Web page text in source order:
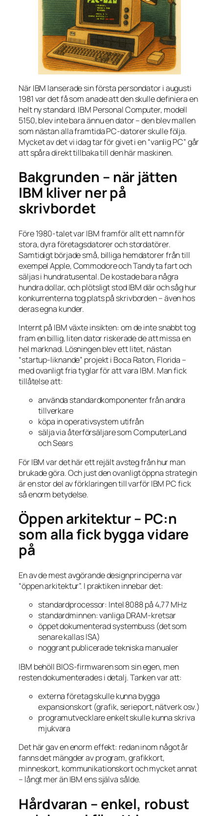
När IBM lanserade sin första persondator i augusti
1981 var det få som anade att den skulle definiera en
helt ny standard. IBM Personal Computer, modell
5150, blev inte bara ännu en dator – den blev mallen
som nästan alla framtida PC-datorer skulle följa.
Mycket av det vi idag tar för givet i en “vanlig PC” går
att spåra direkt tillbaka till den här maskinen.
Bakgrunden – när jätten
IBM kliver ner på
skrivbordet
Före 1980-talet var IBM framför allt ett namn för
stora, dyra företagsdatorer och stordatörer.
Samtidigt började små, billiga hemdatorer från till
exempel Apple, Commodore och Tandy ta fart och
säljas i hundratusental. De kostade bara några
hundra dollar, och plötsligt stod IBM där och såg hur
konkurrenterna tog plats på skrivborden – även hos
deras egna kunder.
Internt på IBM växte insikten: om de inte snabbt tog
fram en billig, liten dator riskerade de att missa en
hel marknad. Lösningen blev ett litet, nästan
“startup-liknande” projekt i Boca Raton, Florida –
med ovanligt fria tyglar för att vara IBM. Man fick
tillåtelse att:
använda standardkomponenter från andra
tillverkare
köpa in operativsystem utifrån
sälja via återförsäljare som ComputerLand
och Sears
För IBM var det här ett rejält avsteg från hur man
brukade göra. Och just den ovanligt öppna strategin
är en stor del av förklaringen till varför IBM PC fick
så enorm betydelse.
Öppen arkitektur – PC:n
som alla fick bygga vidare
på
En av de mest avgörande designprinciperna var
“öppen arkitektur”. I praktiken innebar det:
standardprocessor: Intel 8088 på 4,77 MHz
standardminnen: vanliga DRAM-kretsar
öppet dokumenterad systembuss (det som
senare kallas ISA)
noggrant publicerade tekniska manualer
IBM behöll BIOS-firmwaren som sin egen, men
resten dokumenterades i detalj. Tanken var att:
externa företag skulle kunna bygga
expansionskort (grafik, serieport, nätverk osv.)
programutvecklare enkelt skulle kunna skriva
mjukvara
Det här gav en enorm effekt: redan inom något år
fanns det mängder av program, grafikkort,
minneskort, kommunikationskort och mycket annat
– långt mer än IBM ens själva sålde.
Hårdvaran – enkel, robust